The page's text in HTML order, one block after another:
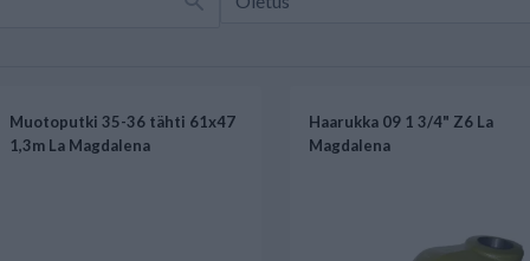
Muotoputki 35-36 tähti 61x47
1,3m La Magdalena
Haarukka 09 1 3/4" Z6 La
Magdalena